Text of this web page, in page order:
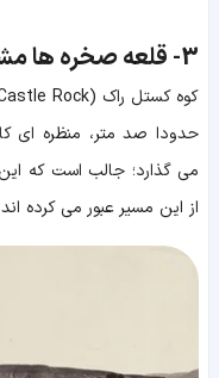
3- قلعه صخره ها
حدودا صد متر، منظره ای
می گذارد؛ جالب است که
از این مسیر عبور می کرده